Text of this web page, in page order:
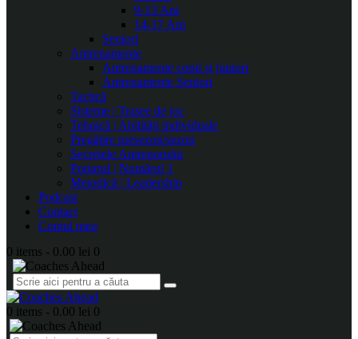
9-13 Ani
14-17 Ani
Seniori
Antrenamente
Antrenamente copii și juniori
Antrenamente Seniori
Tactică
Sisteme | Trasee de joc
Tehnică | Abilități individuale
Pregătire presezon/sezon
Secretele Antrenorului
Portarul | Numărul 1
Metodică | Leadership
Podcast
Contact
Contul meu
0 items - 0.00 lei 0
0 items - 0.00 lei 0